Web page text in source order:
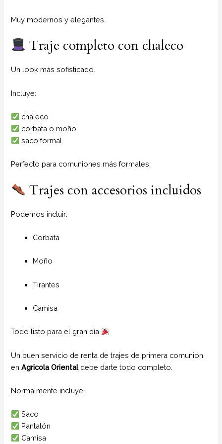
Muy modernos y elegantes.
Traje completo con chaleco
Un look más sofisticado.
Incluye:
chaleco
corbata o moño
saco formal
Perfecto para comuniones más formales.
Trajes con accesorios incluidos
Podemos incluir:
Corbata
Moño
Tirantes
Camisa
Todo listo para el gran día
Un buen servicio de renta de trajes de primera comunión
enAgricola Oriental debe darte todo completo.
Normalmente incluye:
Saco
Pantalón
Camisa